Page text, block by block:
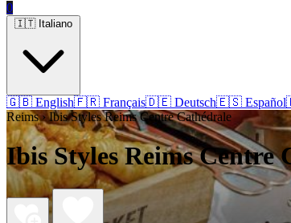
0
🇬🇧 English🇫🇷 Français🇩🇪 Deutsch🇪🇸 Español
Reims › Ibis Styles Reims Centre Cathédrale
Ibis Styles Reims Centre